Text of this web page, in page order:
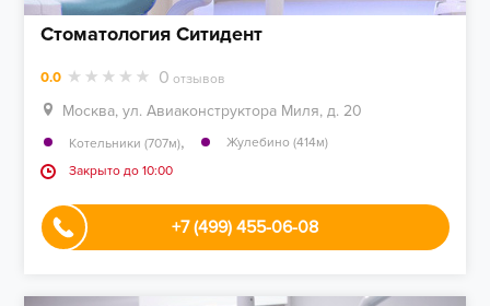
Стоматология Ситидент
0.0 0 отзывов
Москва, ул. Авиаконструктора Миля, д. 20
Котельники (707м),
Жулебино (414м)
Закрыто до 10:00
+7 (499) 455-06-08